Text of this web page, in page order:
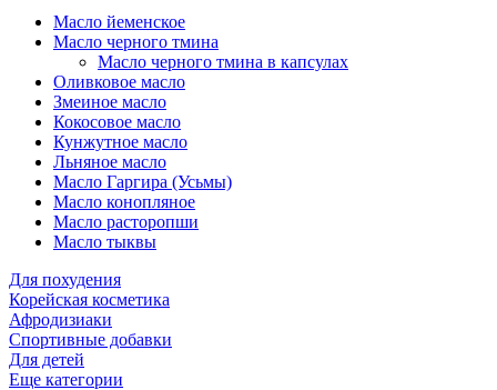
Масло йеменское
Масло черного тмина
Масло черного тмина в капсулах
Оливковое масло
Змеиное масло
Кокосовое масло
Кунжутное масло
Льняное масло
Масло Гаргира (Усьмы)
Масло конопляное
Масло расторопши
Масло тыквы
Для похудения
Корейская косметика
Афродизиаки
Спортивные добавки
Для детей
Еще категории